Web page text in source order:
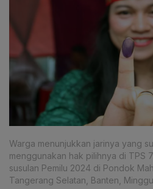
Warga menunjukkan jarinya yang
menggunakan hak pilihnya di TPS
susulan Pemilu 2024 di Pondok
Tangerang Selatan, Banten,